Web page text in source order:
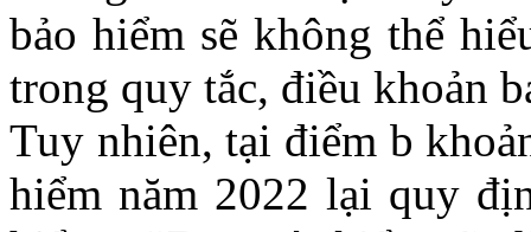
bảo hiểm sẽ không thể
trong quy tắc, điều khoản
Tuy nhiên, tại điểm b
hiểm năm 2022 lại quy